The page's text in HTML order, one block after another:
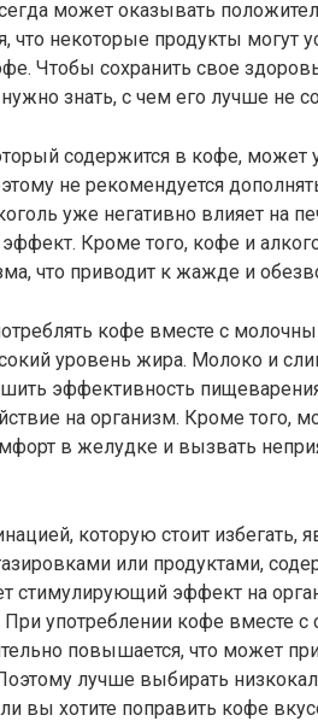
может оказывать
что некоторые продукты могут
Чтобы сохранить свое
знать, с чем его лучше не
содержится в кофе, может
не рекомендуется
уже негативно влияет на
эффект. Кроме того, кофе и
что приводит к жажде и
кофе вместе с
уровень жира. Молоко и
эффективность
на организм. Кроме того,
в желудке и вызвать
которую стоит избегать,
или продуктами,
стимулирующий эффект на
употреблении кофе вместе с
повышается, что может
лучше выбирать
вы хотите поправить кофе